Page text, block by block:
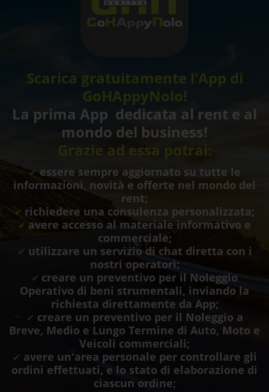
Scarica gratuitamente l'App di
GoHAppyNolo!
La prima App dedicata al rent e al
mondo del business!
Grazie ad essa potrai:
✔ essere sempre aggiornato su tutte le
informazioni, novità e offerte nel mondo del
rent;
✔ richiedere una consulenza personalizzata;
✔ avere accesso al materiale informativo e
commerciale;
✔ utilizzare un servizio di chat diretta con i
nostri operatori;
✔ creare un preventivo per il Noleggio
Operativo di beni strumentali, inviando la
richiesta direttamente da App;
✔ creare un preventivo per il Noleggio a
Breve, Medio e Lungo Termine di Auto, Moto e
Veicoli commerciali;
✔ avere un'area personale per controllare gli
ordini effettuati, e lo stato di elaborazione di
ciascun ordine;